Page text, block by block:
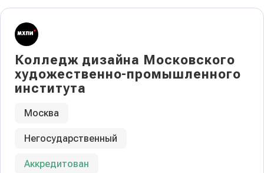
Колледж дизайна Московского
художественно-промышленного
института
Москва
Негосударственный
Аккредитован